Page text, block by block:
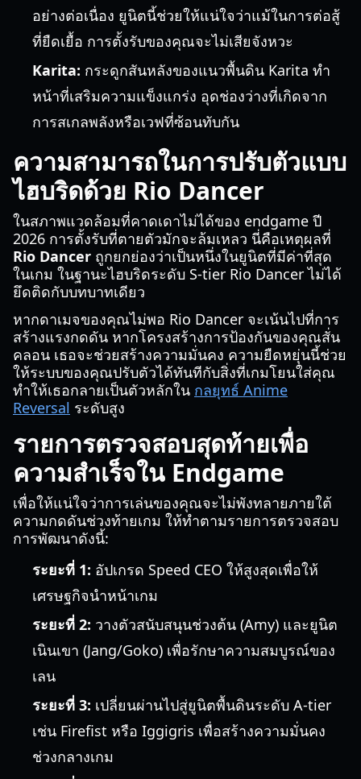
อย่างต่อเนื่อง ยูนิตนี้ช่วยให้แน่ใจว่าแม้ในการต่อสู้
ที่ยืดเยื้อ การตั้งรับของคุณจะไม่เสียจังหวะ
Karita: กระดูกสันหลังของแนวพื้นดิน Karita ทำ
หน้าที่เสริมความแข็งแกร่ง อุดช่องว่างที่เกิดจาก
การสเกลพลังหรือเวฟที่ซ้อนทับกัน
ความสามารถในการปรับตัวแบบ
ไฮบริดด้วย Rio Dancer
ในสภาพแวดล้อมที่คาดเดาไม่ได้ของ endgame ปี
2026 การตั้งรับที่ตายตัวมักจะล้มเหลว นี่คือเหตุผลที่
Rio Dancer ถูกยกย่องว่าเป็นหนึ่งในยูนิตที่มีค่าที่สุด
ในเกม ในฐานะไฮบริดระดับ S-tier Rio Dancer ไม่ได้
ยึดติดกับบทบาทเดียว
หากดาเมจของคุณไม่พอ Rio Dancer จะเน้นไปที่การ
สร้างแรงกดดัน หากโครงสร้างการป้องกันของคุณสั่น
คลอน เธอจะช่วยสร้างความมั่นคง ความยืดหยุ่นนี้ช่วย
ให้ระบบของคุณปรับตัวได้ทันทีกับสิ่งที่เกมโยนใส่คุณ
ทำให้เธอกลายเป็นตัวหลักใน กลยุทธ์ Anime
Reversal ระดับสูง
รายการตรวจสอบสุดท้ายเพื่อ
ความสำเร็จใน Endgame
เพื่อให้แน่ใจว่าการเล่นของคุณจะไม่พังทลายภายใต้
ความกดดันช่วงท้ายเกม ให้ทำตามรายการตรวจสอบ
การพัฒนาดังนี้:
ระยะที่ 1: อัปเกรด Speed CEO ให้สูงสุดเพื่อให้
เศรษฐกิจนำหน้าเกม
ระยะที่ 2: วางตัวสนับสนุนช่วงต้น (Amy) และยูนิต
เนินเขา (Jang/Goko) เพื่อรักษาความสมบูรณ์ของ
เลน
ระยะที่ 3: เปลี่ยนผ่านไปสู่ยูนิตพื้นดินระดับ A-tier
เช่น Firefist หรือ Iggigris เพื่อสร้างความมั่นคง
ช่วงกลางเกม